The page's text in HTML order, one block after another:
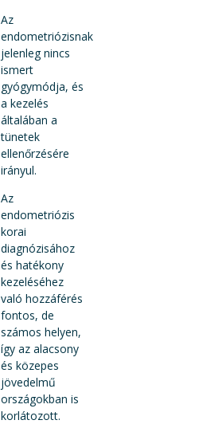
Az
endometriózisnak
jelenleg nincs
ismert
gyógymódja, és
a kezelés
általában a
tünetek
ellenőrzésére
irányul.
Az
endometriózis
korai
diagnózisához
és hatékony
kezeléséhez
való hozzáférés
fontos, de
számos helyen,
így az alacsony
és közepes
jövedelmű
országokban is
korlátozott.